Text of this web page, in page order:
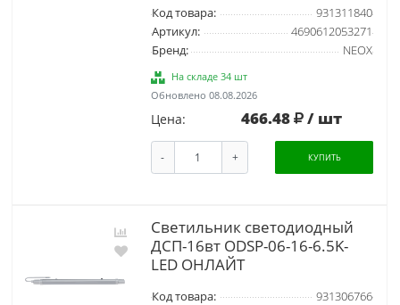
Код товара:
931311840
Артикул:
4690612053271
Бренд:
NEOX
На складе 34 шт
Обновлено 08.08.2026
Цена: 466.48 / шт
- + КУПИТЬ
Светильник светодиодный
ДСП-16вт ODSP-06-16-6.5K-
LED ОНЛАЙТ
Код товара:
931306766